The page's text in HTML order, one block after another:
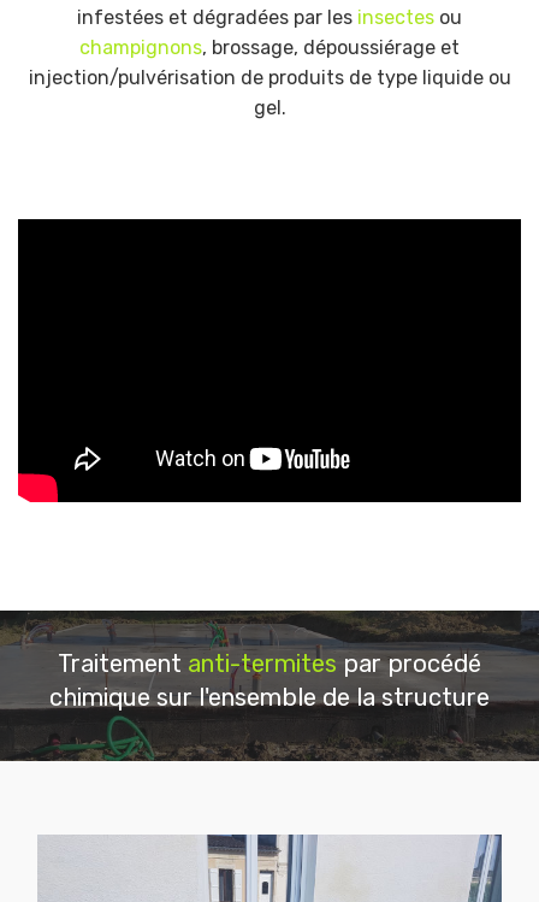
infestées et dégradées par les insectes ou
champignons, brossage, dépoussiérage et
injection/pulvérisation de produits de type liquide ou
gel.
Traitement anti-termites par procédé
chimique sur l'ensemble de la structure